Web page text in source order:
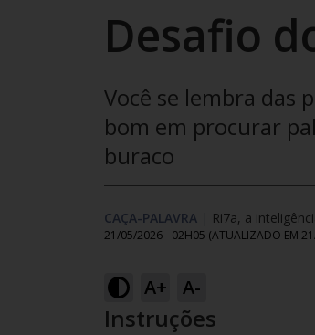
Desafio
Você se lembra das
bom em procurar
buraco
CAÇA-PALAVRA | Ri7a, a
21/05/2026 - 02H05 (ATUALIZADO EM
A+ A-
Instruções